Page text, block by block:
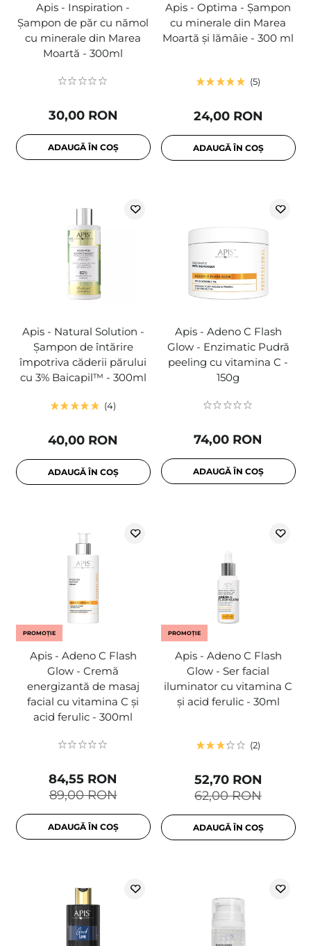
Apis - Inspiration -
Șampon de păr cu nămol
cu minerale din Marea
Moartă - 300ml
30,00 RON
ADAUGĂ ÎN COȘ
Apis - Optima - Șampon
cu minerale din Marea
Moartă și lămâie - 300 ml
5
24,00 RON
ADAUGĂ ÎN COȘ
Apis - Natural Solution -
Șampon de întărire
împotriva căderii părului
cu 3% Baicapil™ - 300ml
4
40,00 RON
ADAUGĂ ÎN COȘ
Apis - Adeno C Flash
Glow - Enzimatic Pudră
peeling cu vitamina C -
150g
74,00 RON
ADAUGĂ ÎN COȘ
PROMOȚIE
Apis - Adeno C Flash
Glow - Cremă
energizantă de masaj
facial cu vitamina C și
acid ferulic - 300ml
89,00 RON
84,55 RON
ADAUGĂ ÎN COȘ
PROMOȚIE
Apis - Adeno C Flash
Glow - Ser facial
iluminator cu vitamina C
și acid ferulic - 30ml
2
62,00 RON
52,70 RON
ADAUGĂ ÎN COȘ